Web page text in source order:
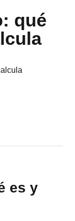
qué
es y